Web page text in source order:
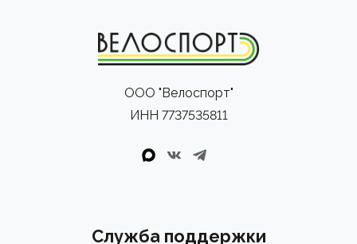
ООО "Велоспорт"
ИНН 7737535811
Служба поддержки